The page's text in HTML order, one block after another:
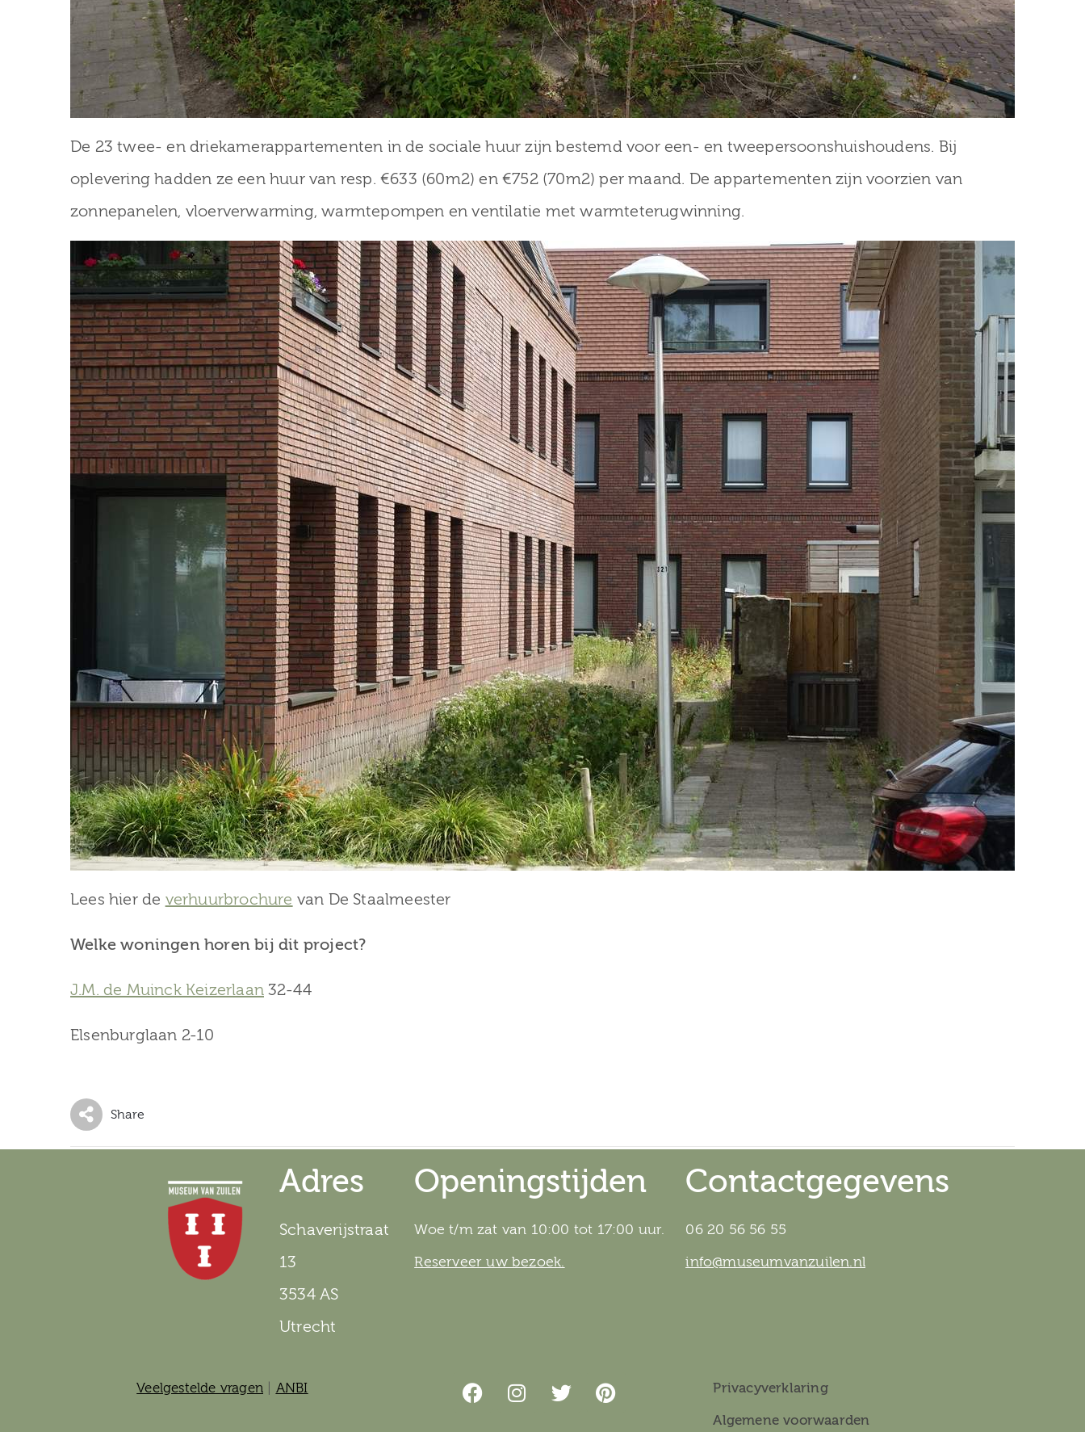
De 23 twee- en driekamerappartementen in de sociale huur zijn bestemd voor een- en tweepersoonshuishoudens. Bij
oplevering hadden ze een huur van resp. €633 (60m2) en €752 (70m2) per maand. De appartementen zijn voorzien van
zonnepanelen, vloerverwarming, warmtepompen en ventilatie met warmteterugwinning.
Lees hier de verhuurbrochure van De Staalmeester
Welke woningen horen bij dit project?
J.M. de Muinck Keizerlaan 32-44
Elsenburglaan 2-10
Share
Adres
Schaverijstraat
13
3534 AS
Utrecht
Openingstijden
Woe t/m zat van 10:00 tot 17:00 uur.
Reserveer uw bezoek.
Contactgegevens
06 20 56 56 55
info@museumvanzuilen.nl
Veelgestelde vragen ANBI Privacyverklaring
Algemene voorwaarden